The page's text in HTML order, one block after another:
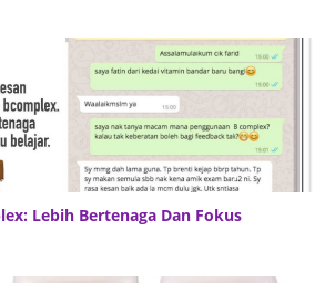
Lebih Bertenaga Dan Fokus